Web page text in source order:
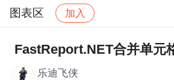
图表区 加入
社区 图表区 帖子详情
FastReport.NET合并单元
乐迪飞侠